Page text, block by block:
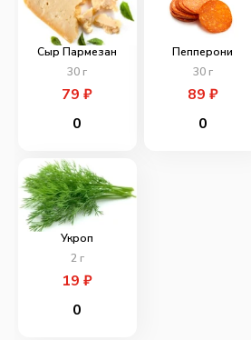
Сыр Пармезан
30 г
79₽
0
Пепперони
30г
89 ₽
0
Укроп
2г
19₽
0